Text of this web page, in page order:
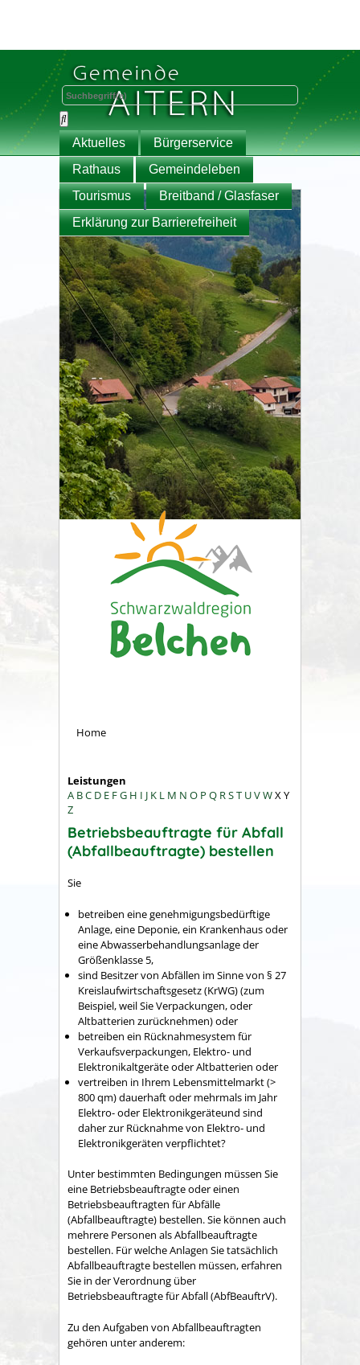
Aktuelles
Bürgerservice
Rathaus
Gemeindeleben
Tourismus
Breitband / Glasfaser
Erklärung zur Barrierefreiheit
Home
Leistungen
A BC D E FG H I J K L M N O P Q RST UVWXY
Z
Betriebsbeauftragte für Abfall
(Abfallbeauftragte) bestellen
Sie
betreiben eine genehmigungsbedürftige
Anlage, eine Deponie, ein Krankenhaus oder
eine Abwasserbehandlungsanlage der
Größenklasse 5,
sind Besitzer von Abfällen im Sinne von § 27
Kreislaufwirtschaftsgesetz(KrWG) (zum
Beispiel, weil Sie Verpackungen, oder
Altbatterien zurücknehmen)oder
betreiben ein Rücknahmesystem für
Verkaufsverpackungen, Elektro- und
Elektronikaltgeräte oder Altbatterien oder
vertreiben in Ihrem Lebensmittelmarkt (>
800 qm) dauerhaft oder mehrmals im Jahr
Elektro- oder Elektronikgeräteund sind
daher zur Rücknahme von Elektro- und
Elektronikgeräten verpflichtet?
Unter bestimmten Bedingungen müssen Sie
eine Betriebsbeauftragte oder einen
Betriebsbeauftragten für Abfälle
(Abfallbeauftragte) bestellen.Sie können auch
mehrere Personen als Abfallbeauftragte
bestellen. Für welche Anlagen Sie tatsächlich
Abfallbeauftragte bestellen müssen, erfahren
Sie in der Verordnung über
Betriebsbeauftragte für Abfall (AbfBeauftrV).
Zu den Aufgaben von Abfallbeauftragten
gehören unter anderem: